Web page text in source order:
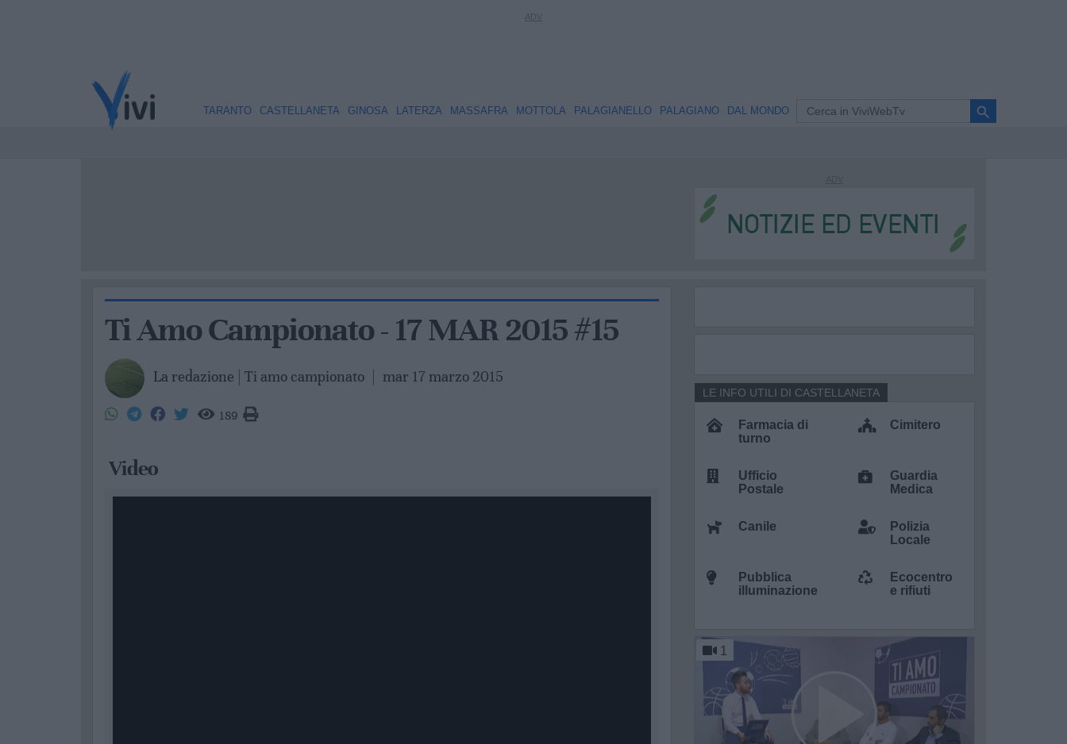
TARANTO CASTELLANETA GINOSA LATERZA MASSAFRA MOTTOLA PALAGIANELLO PALAGIANO DAL MONDO search
Ti Amo Campionato - 17 MAR 2015 #15
La redazione | Ti amo campionato mar 17 marzo 2015
189
Video
Farmacia di
turno
Cimitero
Ufficio
Postale
Guardia
Medica
Canile
Polizia
Locale
Pubblica
illuminazione
Ecocentro
e rifiuti
LE INFO UTILI DI CASTELLANETA
1